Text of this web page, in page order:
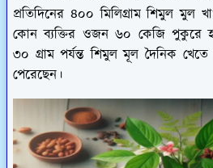
প্রতিদিনের ৪০০ মিলিগ্রাম শিমুল মুল
কোন ব্যক্তির ওজন ৬০ কেজি পুকুরে
৩০ গ্রাম পর্যন্ত শিমুল মূল দৈনিক
পেরেছেন।